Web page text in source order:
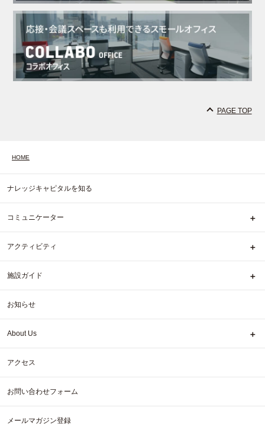
PAGE TOP
HOME
ナレッジキャピタルを知る
コミュニケーター
アクティビティ
施設ガイド
お知らせ
About Us
アクセス
お問い合わせフォーム
メールマガジン登録